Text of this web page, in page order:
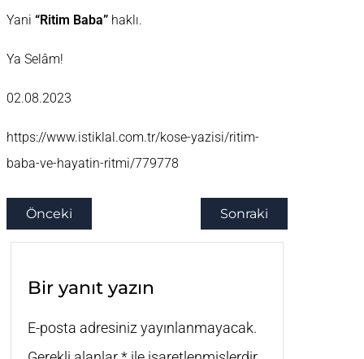
Yani “Ritim Baba” haklı.
Ya Selâm!
02.08.2023
https://www.istiklal.com.tr/kose-yazisi/ritim-
baba-ve-hayatin-ritmi/779778
Önceki Sonraki
Bir yanıt yazın
E-posta adresiniz yayınlanmayacak.